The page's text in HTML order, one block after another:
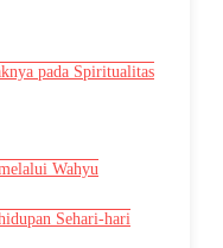
pada Spiritualitas
Wahyu
Sehari-hari